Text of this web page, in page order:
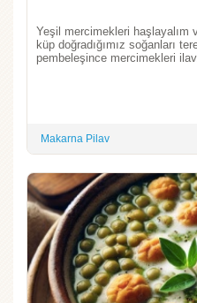
Yeşil mercimekleri haşlayalım
küp doğradığımız soğanları
pembeleşince mercimekleri
Makarna Pilav